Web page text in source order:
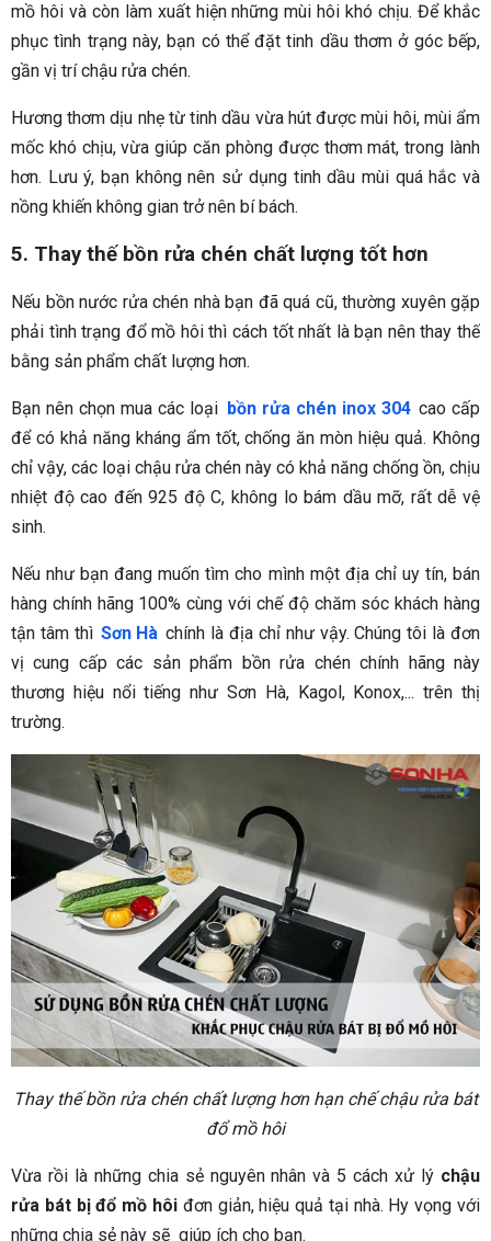
mồ hôi và còn làm xuất hiện những mùi hôi khó chịu. Để khắc
phục tình trạng này, bạn có thể đặt tinh dầu thơm ở góc bếp,
gần vị trí chậu rửa chén.
Hương thơm dịu nhẹ từ tinh dầu vừa hút được mùi hôi, mùi ẩm
mốc khó chịu, vừa giúp căn phòng được thơm mát, trong lành
hơn. Lưu ý, bạn không nên sử dụng tinh dầu mùi quá hắc và
nồng khiến không gian trở nên bí bách.
5. Thay thế bồn rửa chén chất lượng tốt hơn
Nếu bồn nước rửa chén nhà bạn đã quá cũ, thường xuyên gặp
phải tình trạng đổ mồ hôi thì cách tốt nhất là bạn nên thay thế
bằng sản phẩm chất lượng hơn.
Bạn nên chọn mua các loại bồn rửa chén inox 304 cao cấp
để có khả năng kháng ẩm tốt, chống ăn mòn hiệu quả. Không
chỉ vậy, các loại chậu rửa chén này có khả năng chống ồn, chịu
nhiệt độ cao đến 925 độ C, không lo bám dầu mỡ, rất dễ vệ
sinh.
Nếu như bạn đang muốn tìm cho mình một địa chỉ uy tín, bán
hàng chính hãng 100% cùng với chế độ chăm sóc khách hàng
tận tâm thì Sơn Hà chính là địa chỉ như vậy. Chúng tôi là đơn
vị cung cấp các sản phẩm bồn rửa chén chính hãng này
thương hiệu nổi tiếng như Sơn Hà, Kagol, Konox,... trên thị
trường.
Thay thế bồn rửa chén chất lượng hơn hạn chế chậu rửa bát
đổ mồ hôi
Vừa rồi là những chia sẻ nguyên nhân và 5 cách xử lý chậu
rửa bát bị đổ mồ hôiđơn giản, hiệu quả tại nhà. Hy vọng với
những chia sẻ này sẽ giúp ích cho bạn.